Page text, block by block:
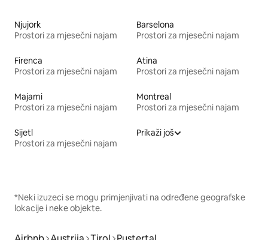
Njujork
Prostori za mjesečni najam
Barselona
Prostori za mjesečni najam
Firenca
Prostori za mjesečni najam
Atina
Prostori za mjesečni najam
Majami
Prostori za mjesečni najam
Montreal
Prostori za mjesečni najam
Sijetl
Prostori za mjesečni najam
Prikaži još
*Neki izuzeci se mogu primjenjivati na određene geografske
lokacije i neke objekte.